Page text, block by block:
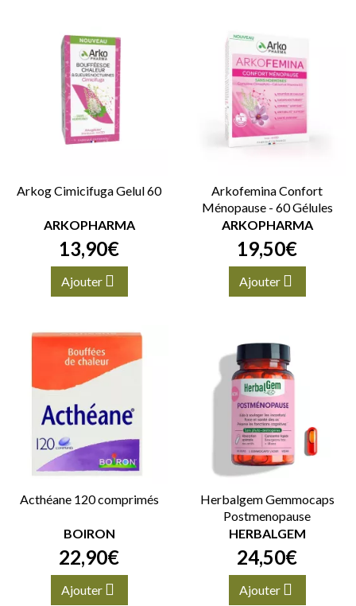
Arkog Cimicifuga Gelul 60
ARKOPHARMA
13,90€
Ajouter
Arkofemina Confort
Ménopause - 60 Gélules
ARKOPHARMA
19,50€
Ajouter
Acthéane 120 comprimés
BOIRON
22,90€
Ajouter
Herbalgem Gemmocaps
Postmenopause
HERBALGEM
24,50€
Ajouter